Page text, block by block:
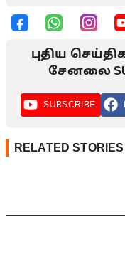
புதிய
சேனலை
SUBSCRIBE
RELATED STORIES